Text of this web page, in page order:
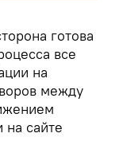
готова
все
на
между
на сайте